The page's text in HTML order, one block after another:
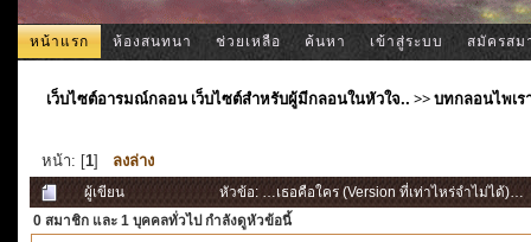
หน้าแรก ห้องสนทนา ช่วยเหลือ ค้นหา เข้าสู่ระบบ สมัครสม
เว็บไซต์อารมณ์กลอน เว็บไซต์สำหรับผู้มีกลอนในหัวใจ.. >>บทกลอนไพเร
หน้า: [1] ลงล่าง
ผู้เขียน
หัวข้อ: …เธอคือใคร (Version ที่เท่าไหร่จำไม่ได้)…
0 สมาชิก และ 1 บุคคลทั่วไป กำลังดูหัวข้อนี้